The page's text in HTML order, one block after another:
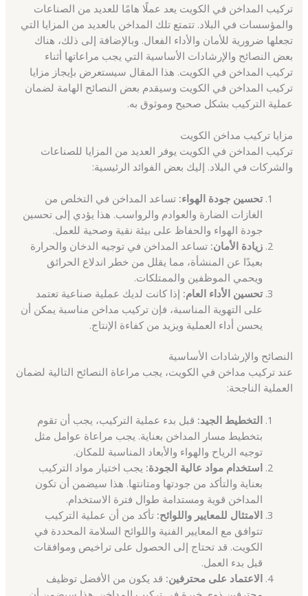
تركيب المداخن في الكويت يعد عملًا هامًا للعديد من الصناعات
والمؤسسات في البلاد. تتمتع تلك المداخن بالعديد من المزايا التي
تجعلها ضرورية للأمان والأداء الفعال. وبالإضافة إلى ذلك، هناك
بعض النصائح والإرشادات الأساسية التي يجب مراعاتها أثناء
تركيب المداخن في الكويت. هذا المقال سيستعرض بإيجاز مزايا
تركيب المداخن في الكويت وسيقدم بعض النصائح الهامة لضمان
عملية التركيب بشكل صحيح وموثوق به.
مزايا تركيب مداخن الكويت
تركيب المداخن في الكويت يوفر العديد من المزايا للصناعات
والشركات في البلاد. إليك بعض الفوائد الرئيسية:
تحسين جودة الهواء: تساعد المداخن في التخلص من
الغازات الضارة والعوادم والرواسب. هذا يؤدي إلى تحسين
جودة الهواء والحفاظ على بيئة نقية وصحية للعمل.
زيادة الأمان: تساعد المداخن في توجيه الدخان والحرارة
بعيدًا عن المنشأة، مما يقلل من خطر اندلاع الحرائق
ويحمي الموظفين والممتلكات.
تحسين الأداء العام: إذا كانت لديك عملية صناعية تعتمد
على التهوية المناسبة، فإن تركيب مداخن مناسبة يمكن أن
يحسن أداء العملية ويزيد من كفاءة الإنتاج.
النصائح والإرشادات الأساسية
عند تركيب مداخن في الكويت، يجب مراعاة النصائح التالية لضمان
العملية الناجحة:
التخطيط الجيد: قبل بدء عملية التركيب، يجب أن تقوم
بتخطيط مسار المداخن بعناية. يجب مراعاة عوامل مثل
توجيه الرياح والهواء والأبعاد المناسبة للمكان.
استخدام مواد عالية الجودة: يجب اختيار مواد التركيب
بعناية والتأكد من جودتها ومتانتها. هذا سيضمن أن تكون
المداخن قوية ومستدامة طوال فترة الاستخدام.
الامتثال للمعايير واللوائح: تأكد من أن عملية التركيب
تتوافق مع المعايير الفنية واللوائح السلامة المحددة في
الكويت. قد تحتاج إلى الحصول على تراخيص وموافقات
قبل بدء العمل.
الاعتماد على محترفين: قد يكون من الأفضل توظيف